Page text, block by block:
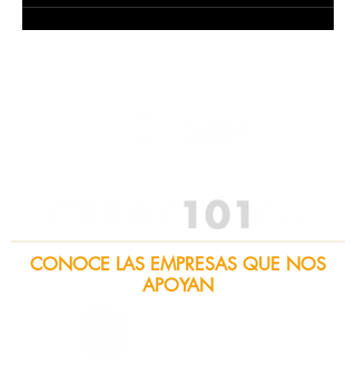
CONOCE LAS EMPRESAS QUE NOS
APOYAN